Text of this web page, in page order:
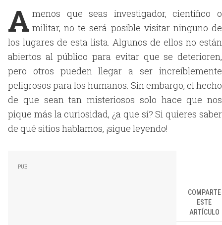
A menos que seas investigador, científico o
militar, no te será posible visitar ninguno de
los lugares de esta lista. Algunos de ellos no están
abiertos al público para evitar que se deterioren,
pero otros pueden llegar a ser increíblemente
peligrosos para los humanos. Sin embargo, el hecho
de que sean tan misteriosos solo hace que nos
pique más la curiosidad, ¿a que sí? Si quieres saber
de qué sitios hablamos, ¡sigue leyendo!
COMPARTE
ESTE
ARTÍCULO